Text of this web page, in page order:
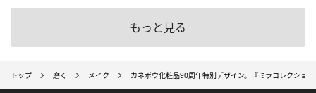
もっと見る
トップ 磨く メイク カネボウ化粧品90周年特別デザイン。『ミラコレクショ